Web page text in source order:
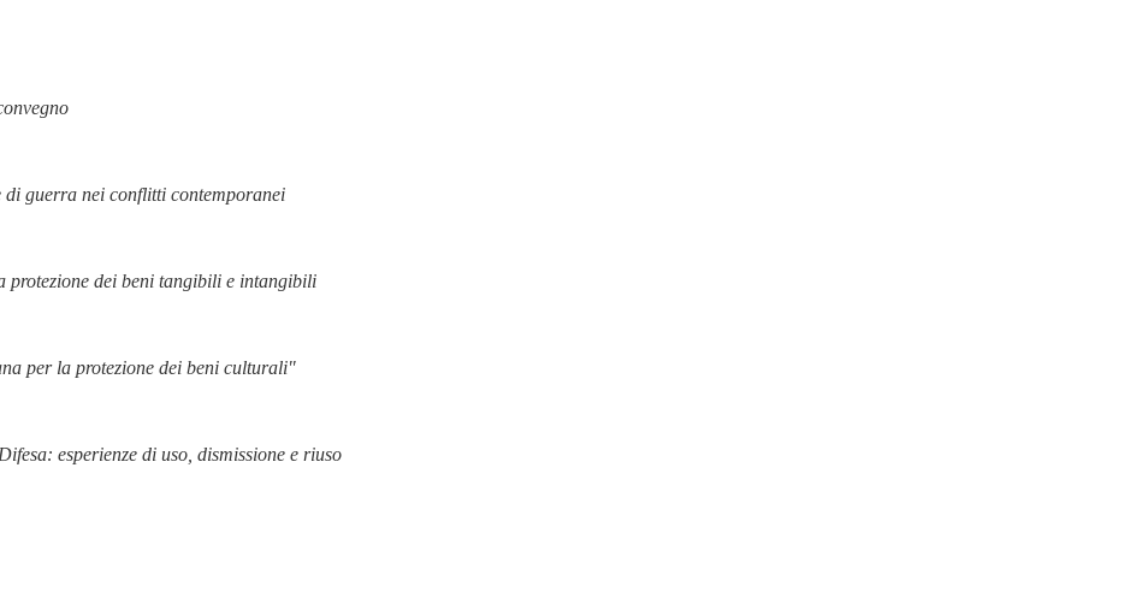
guerra nei conflitti contemporanei
protezione dei beni tangibili e intangibili
per la protezione dei beni culturali"
esperienze di uso, dismissione e riuso